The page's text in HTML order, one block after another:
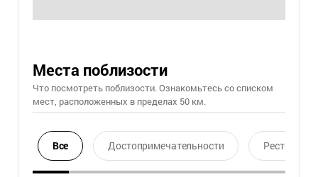
Места поблизости
Что посмотреть поблизости. Ознакомьтесь со списком
мест, расположенных в пределах 50 км.
Все Достопримечательности Ресторан